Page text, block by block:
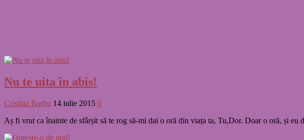
Nu te uita în abis!
Cristina Barbu 14 iulie 2015 0
Aș fi vrut ca înainte de sfârșit să te rog să-mi dai o oră din viața ta, Tu,Dor. Doar o oră, și eu